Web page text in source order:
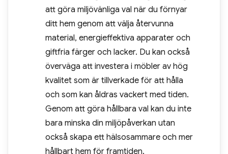
att göra miljövänliga val när du förnyar
ditt hem genom att välja återvunna
material, energieffektiva apparater och
giftfria färger och lacker. Du kan också
överväga att investera i möbler av hög
kvalitet som är tillverkade för att hålla
och som kan åldras vackert med tiden.
Genom att göra hållbara val kan du inte
bara minska din miljöpåverkan utan
också skapa ett hälsosammare och mer
hållbart hem för framtiden.